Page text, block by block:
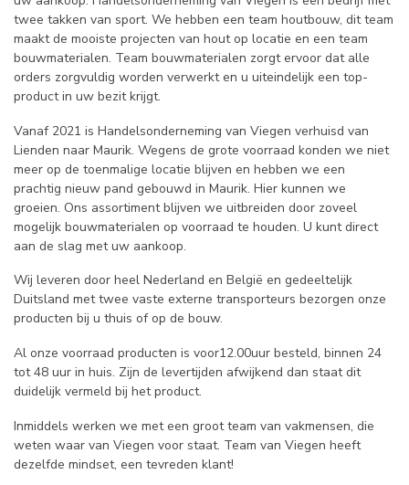
twee takken van sport. We hebben een team houtbouw, dit team
maakt de mooiste projecten van hout op locatie en een team
bouwmaterialen. Team bouwmaterialen zorgt ervoor dat alle
orders zorgvuldig worden verwerkt en u uiteindelijk een top-
product in uw bezit krijgt.
Vanaf 2021 is Handelsonderneming van Viegen verhuisd van
Lienden naar Maurik. Wegens de grote voorraad konden we niet
meer op de toenmalige locatie blijven en hebben we een
prachtig nieuw pand gebouwd in Maurik. Hier kunnen we
groeien. Ons assortiment blijven we uitbreiden door zoveel
mogelijk bouwmaterialen op voorraad te houden. U kunt direct
aan de slag met uw aankoop.
Wij leveren door heel Nederland en België en gedeeltelijk
Duitsland met twee vaste externe transporteurs bezorgen onze
producten bij u thuis of op de bouw.
Al onze voorraad producten is voor12.00uur besteld, binnen 24
tot 48 uur in huis. Zijn de levertijden afwijkend dan staat dit
duidelijk vermeld bij het product.
Inmiddels werken we met een groot team van vakmensen, die
weten waar van Viegen voor staat. Team van Viegen heeft
dezelfde mindset, een tevreden klant!